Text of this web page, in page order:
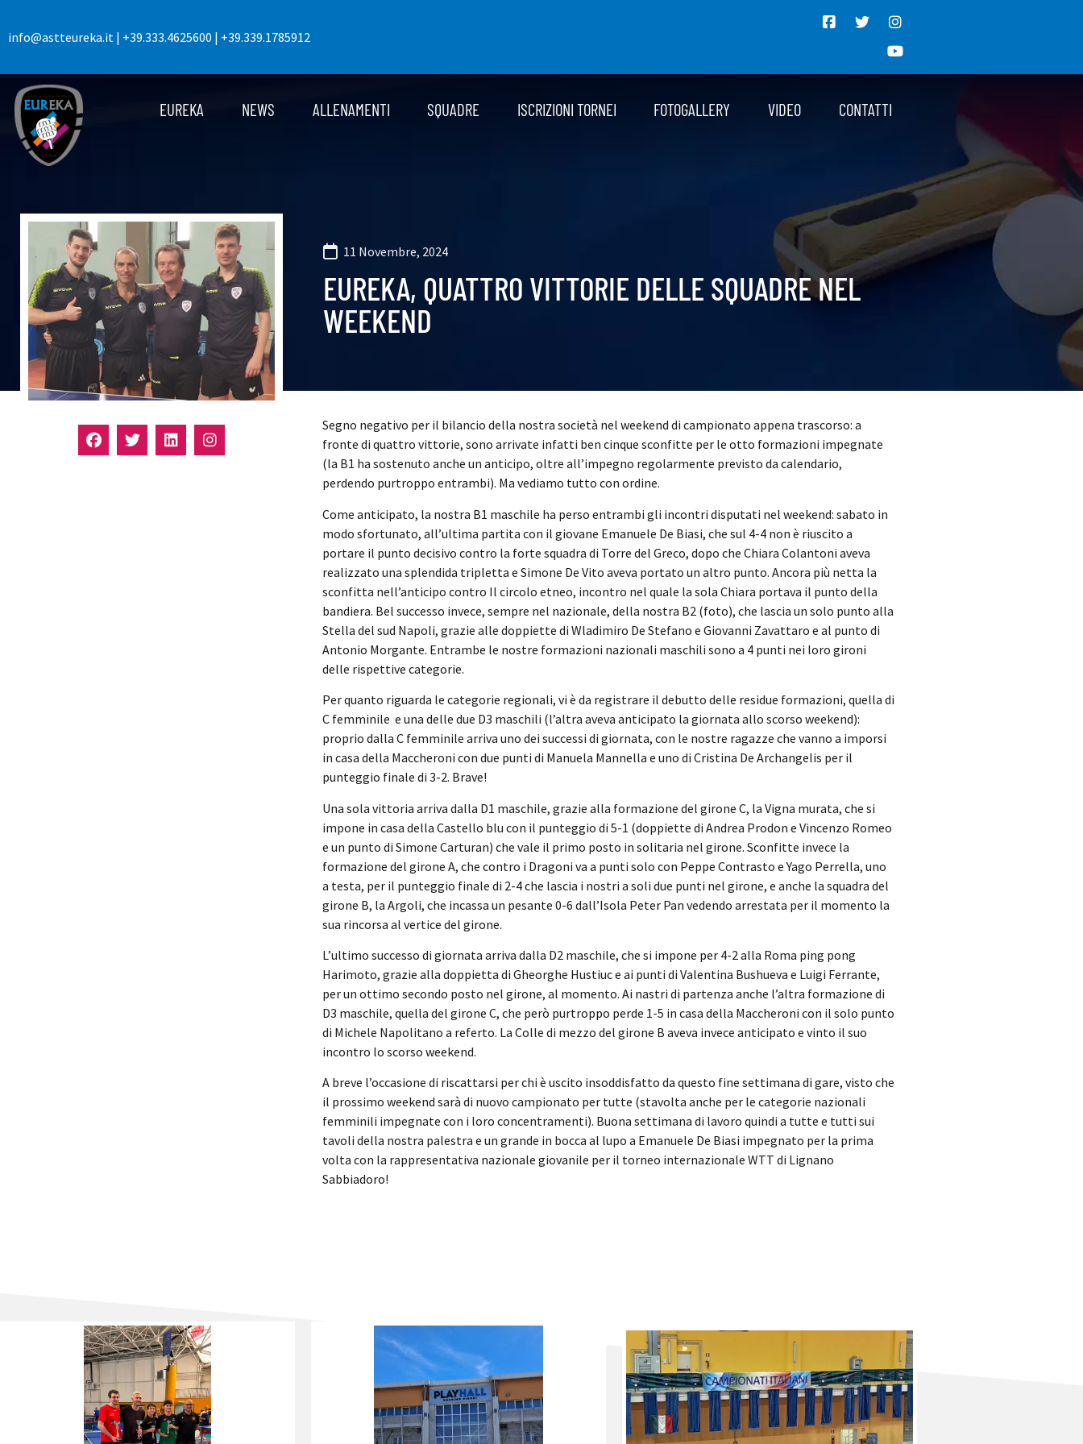
info@astteureka.it | +39.333.4625600 | +39.339.1785912
EUREKA NEWS ALLENAMENTI SQUADRE ISCRIZIONI TORNEI FOTOGALLERY VIDEO CONTATTI
11 Novembre, 2024
EUREKA, QUATTRO VITTORIE DELLE SQUADRE NEL
WEEKEND
Segno negativo per il bilancio della nostra società nel weekend di campionato appena trascorso: a
fronte di quattro vittorie, sono arrivate infatti ben cinque sconfitte per le otto formazioni impegnate
(la B1 ha sostenuto anche un anticipo, oltre all’impegno regolarmente previsto da calendario,
perdendo purtroppo entrambi). Ma vediamo tutto con ordine.
Come anticipato, la nostra B1 maschile ha perso entrambi gli incontri disputati nel weekend: sabato in
modo sfortunato, all’ultima partita con il giovane Emanuele De Biasi, che sul 4-4 non è riuscito a
portare il punto decisivo contro la forte squadra di Torre del Greco, dopo che Chiara Colantoni aveva
realizzato una splendida tripletta e Simone De Vito aveva portato un altro punto. Ancora più netta la
sconfitta nell’anticipo contro Il circolo etneo, incontro nel quale la sola Chiara portava il punto della
bandiera. Bel successo invece, sempre nel nazionale, della nostra B2 (foto), che lascia un solo punto alla
Stella del sud Napoli, grazie alle doppiette di Wladimiro De Stefano e Giovanni Zavattaro e al punto di
Antonio Morgante. Entrambe le nostre formazioni nazionali maschili sono a 4 punti nei loro gironi
delle rispettive categorie.
Per quanto riguarda le categorie regionali, vi è da registrare il debutto delle residue formazioni, quella di
C femminile e una delle due D3 maschili (l’altra aveva anticipato la giornata allo scorso weekend):
proprio dalla C femminile arriva uno dei successi di giornata, con le nostre ragazze che vanno a imporsi
in casa della Maccheroni con due punti di Manuela Mannella e uno di Cristina De Archangelis per il
punteggio finale di 3-2. Brave!
Una sola vittoria arriva dalla D1 maschile, grazie alla formazione del girone C, la Vigna murata, che si
impone in casa della Castello blu con il punteggio di 5-1 (doppiette di Andrea Prodon e Vincenzo Romeo
e un punto di Simone Carturan) che vale il primo posto in solitaria nel girone. Sconfitte invece la
formazione del girone A, che contro i Dragoni va a punti solo con Peppe Contrasto e Yago Perrella, uno
a testa, per il punteggio finale di 2-4 che lascia i nostri a soli due punti nel girone, e anche la squadra del
girone B, la Argoli, che incassa un pesante 0-6 dall’Isola Peter Pan vedendo arrestata per il momento la
sua rincorsa al vertice del girone.
L’ultimo successo di giornata arriva dalla D2 maschile, che si impone per 4-2 alla Roma ping pong
Harimoto, grazie alla doppietta di Gheorghe Hustiuc e ai punti di Valentina Bushueva e Luigi Ferrante,
per un ottimo secondo posto nel girone, al momento. Ai nastri di partenza anche l’altra formazione di
D3 maschile, quella del girone C, che però purtroppo perde 1-5 in casa della Maccheroni con il solo punto
di Michele Napolitano a referto. La Colle di mezzo del girone B aveva invece anticipato e vinto il suo
incontro lo scorso weekend.
A breve l’occasione di riscattarsi per chi è uscito insoddisfatto da questo fine settimana di gare, visto che
il prossimo weekend sarà di nuovo campionato per tutte (stavolta anche per le categorie nazionali
femminili impegnate con i loro concentramenti). Buona settimana di lavoro quindi a tutte e tutti sui
tavoli della nostra palestra e un grande in bocca al lupo a Emanuele De Biasi impegnato per la prima
volta con la rappresentativa nazionale giovanile per il torneo internazionale WTT di Lignano
Sabbiadoro!